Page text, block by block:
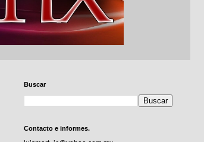
Buscar
Contacto e informes.